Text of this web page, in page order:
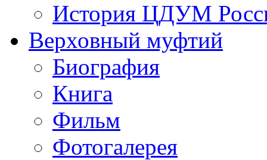
История ЦДУМ
Верховный муфтий
Биография
Книга
Фильм
Фотогалерея